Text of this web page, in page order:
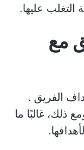
التغلب عليها.
مع
الفريق .
ذلك، غالبًا ما